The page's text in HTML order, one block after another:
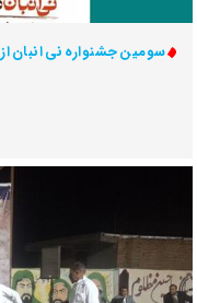
سومین جشنواره نی انبان از ۲۱ خرداد برگزار می‌شود